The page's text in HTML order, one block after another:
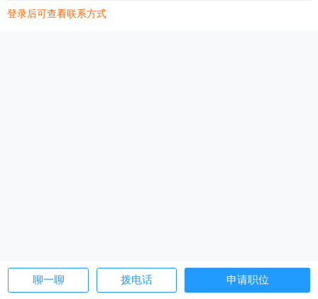
聊一聊 拨电话 申请职位
登录后可查看联系方式